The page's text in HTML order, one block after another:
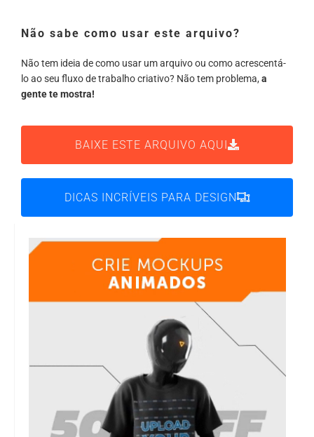
Não sabe como usar este arquivo?
Não tem ideia de como usar um arquivo ou como acrescentá-
lo ao seu fluxo de trabalho criativo? Não tem problema, a
gente te mostra!
BAIXE ESTE ARQUIVO AQUI
DICAS INCRÍVEIS PARA DESIGN